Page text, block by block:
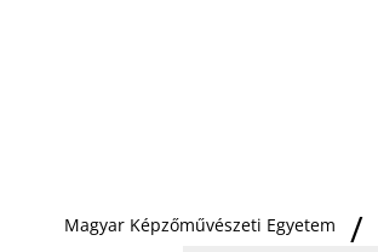
Magyar Képzőművészeti Egyetem